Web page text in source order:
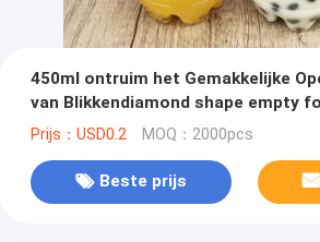
450ml ontruim het Gemakkelijke
van Blikkendiamond shape empty
Prijs：USD0.2 MOQ：2000pcs
Beste prijs